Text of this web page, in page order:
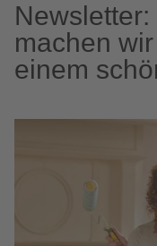
machen
einem